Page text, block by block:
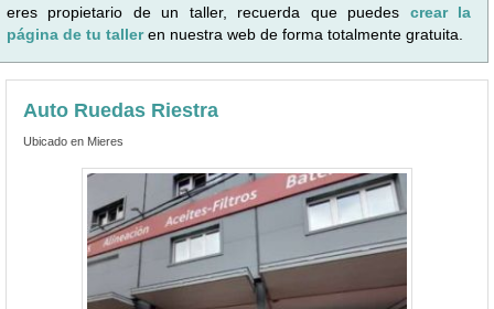
eres propietario de un taller, recuerda que puedes crear la
página de tu talleren nuestra web de forma totalmente gratuita.
Auto Ruedas Riestra
Ubicado en Mieres